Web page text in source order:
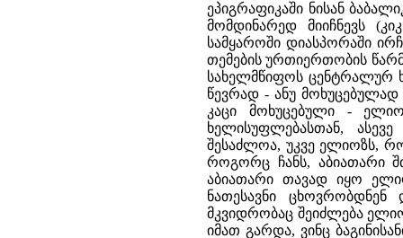
ეპიგრაფიკაში ნისან
მომდინარედ მიიჩნევს
სამყაროში დიასპორაში
თემების ურთიერთობის
სახელმწიფოს ცენტრალურ
წევრად - ანუ
კაცი მოხუცებული -
ხელისუფლებასთან,
შესაძლოა, უკვე ელიოზს,
როგორც ჩანს, აბიათარი
აბიათარი თავად იყო
ნათესავნი
მკვიდრობაც შეიძლება
იმათ გარდა, ვინც